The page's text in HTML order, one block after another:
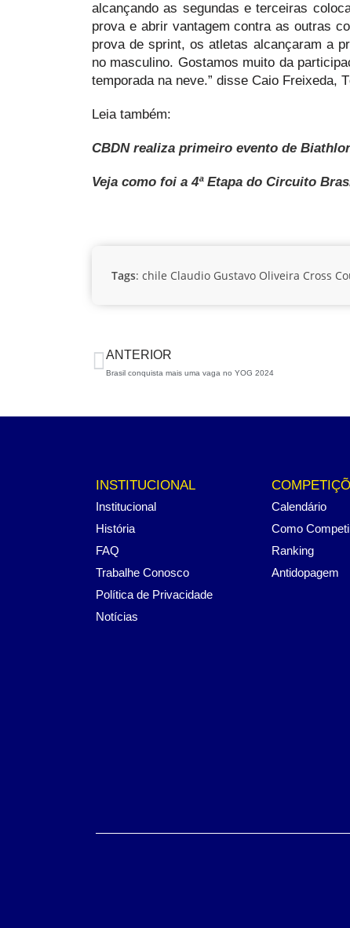
alcançando as segundas e terceiras
prova e abrir vantagem contra as outras
prova de sprint, os atletas alcançaram a
no masculino. Gostamos muito da
temporada na neve.” disse Caio Freixeda,
Leia também:
CBDN realiza primeiro evento de
Veja como foi a 4ª Etapa do Circuito
Tags: chile Claudio Gustavo Oliveira Cross
ANTERIOR
Brasil conquista mais uma vaga no YOG 2024
INSTITUCIONAL
Institucional
História
FAQ
Trabalhe Conosco
Política de Privacidade
Notícias
Calendário
Como
Ranking
Antidopagem